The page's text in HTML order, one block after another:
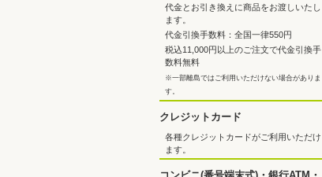
代金とお引き換えに商品をお渡しいたし
ます。
代金引換手数料：全国一律550円
税込11,000円以上のご注文で代金引換手
数料無料
※一部離島ではご利用いただけない場合がありま
す。
クレジットカード
各種クレジットカードがご利用いただけ
ます。